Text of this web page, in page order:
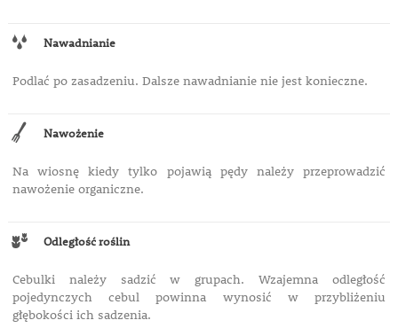
Nawadnianie
Podlać po zasadzeniu. Dalsze nawadnianie nie jest konieczne.
Nawożenie
Na wiosnę kiedy tylko pojawią pędy należy przeprowadzić
nawożenie organiczne.
Odległość roślin
Cebulki należy sadzić w grupach. Wzajemna odległość
pojedynczych cebul powinna wynosić w przybliżeniu
głębokości ich sadzenia.